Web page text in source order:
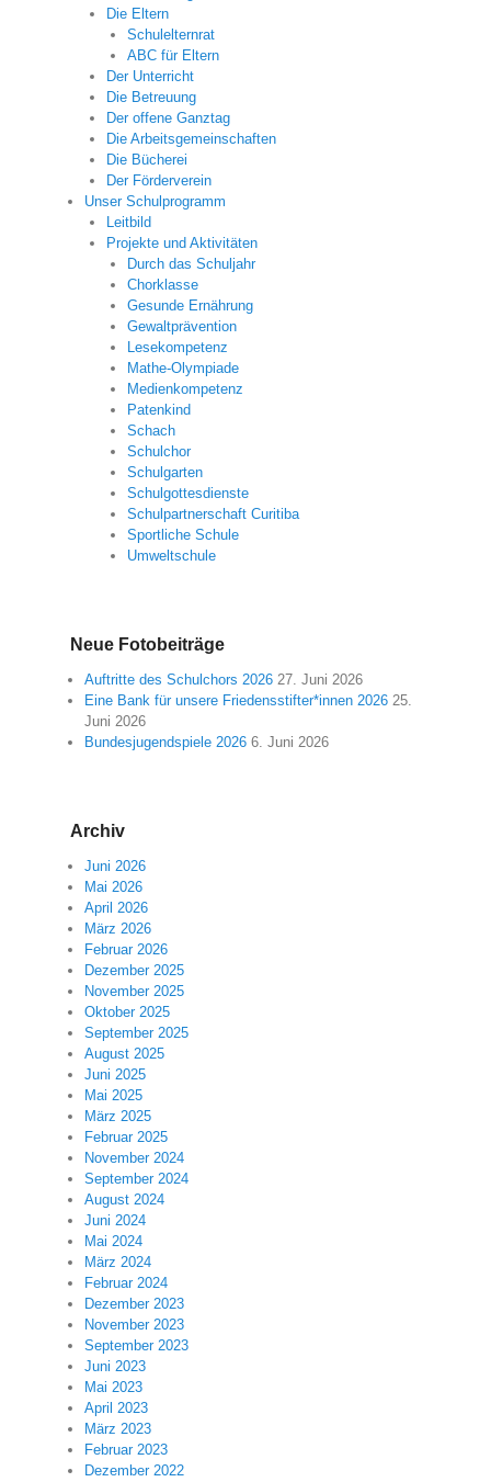
Die Eltern
Schulelternrat
ABC für Eltern
Der Unterricht
Die Betreuung
Der offene Ganztag
Die Arbeitsgemeinschaften
Die Bücherei
Der Förderverein
Unser Schulprogramm
Leitbild
Projekte und Aktivitäten
Durch das Schuljahr
Chorklasse
Gesunde Ernährung
Gewaltprävention
Lesekompetenz
Mathe-Olympiade
Medienkompetenz
Patenkind
Schach
Schulchor
Schulgarten
Schulgottesdienste
Schulpartnerschaft Curitiba
Sportliche Schule
Umweltschule
Neue Fotobeiträge
Auftritte des Schulchors 2026 27. Juni 2026
Eine Bank für unsere Friedensstifter*innen 2026 25.
Juni 2026
Bundesjugendspiele 2026 6. Juni 2026
Archiv
Juni 2026
Mai 2026
April 2026
März 2026
Februar 2026
Dezember 2025
November 2025
Oktober 2025
September 2025
August 2025
Juni 2025
Mai 2025
März 2025
Februar 2025
November 2024
September 2024
August 2024
Juni 2024
Mai 2024
März 2024
Februar 2024
Dezember 2023
November 2023
September 2023
Juni 2023
Mai 2023
April 2023
März 2023
Februar 2023
Dezember 2022